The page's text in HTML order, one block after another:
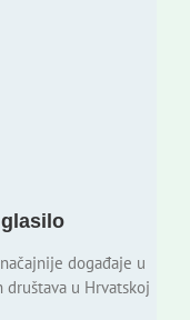
događaje u
društava u Hrvatskoj